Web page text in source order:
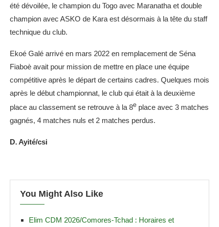
été dévoilée, le champion du Togo avec Maranatha et double
champion avec ASKO de Kara est désormais à la tête du staff
technique du club.
Ekoé Galé arrivé en mars 2022 en remplacement de Séna
Fiaboè avait pour mission de mettre en place une équipe
compétitive après le départ de certains cadres. Quelques mois
après le début championnat, le club qui était à la deuxième
place au classement se retrouve à la 8e place avec 3 matches
gagnés, 4 matches nuls et 2 matches perdus.
D. Ayité/csi
You Might Also Like
Elim CDM 2026/Comores-Tchad : Horaires et